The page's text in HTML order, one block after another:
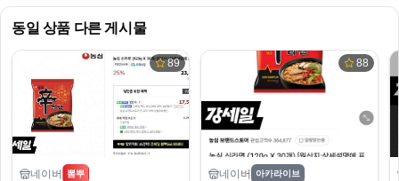
동일 상품 다른 게시물
89
네이버 뽐뿌
88
네이버 아카라이브